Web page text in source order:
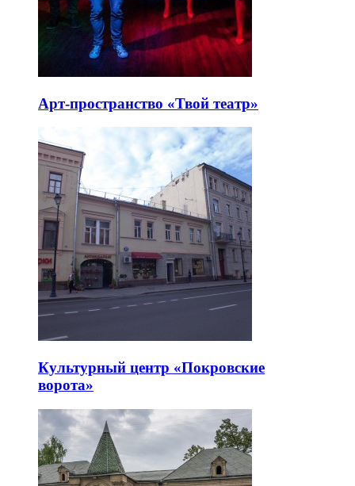
Арт-пространство «Твой театр»
Культурный центр «Покровские
ворота»